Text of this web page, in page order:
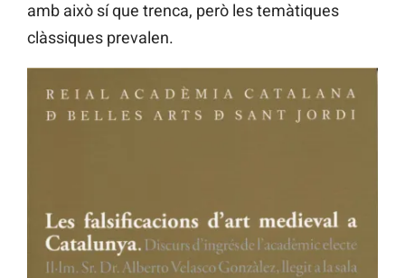
amb això sí que trenca, però les temàtiques
clàssiques prevalen.